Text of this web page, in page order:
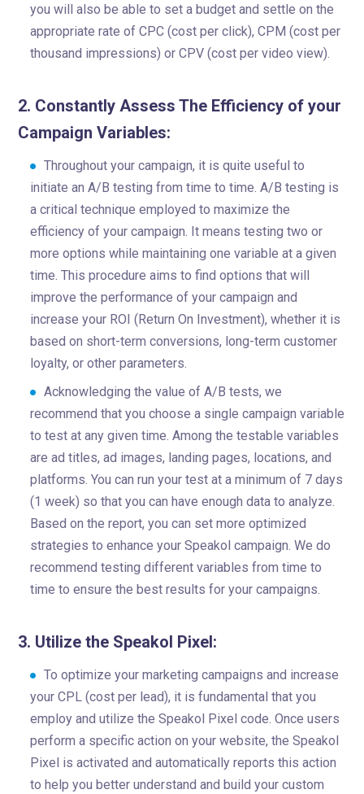
you will also be able to set a budget and settle on the
appropriate rate of CPC (cost per click), CPM (cost per
thousand impressions) or CPV (cost per video view).
2. Constantly Assess The Efficiency of your
Campaign Variables:
Throughout your campaign, it is quite useful to
initiate an A/B testing from time to time. A/B testing is
a critical technique employed to maximize the
efficiency of your campaign. It means testing two or
more options while maintaining one variable at a given
time. This procedure aims to find options that will
improve the performance of your campaign and
increase your ROI (Return On Investment), whether it is
based on short-term conversions, long-term customer
loyalty, or other parameters.
Acknowledging the value of A/B tests, we
recommend that you choose a single campaign variable
to test at any given time. Among the testable variables
are ad titles, ad images, landing pages, locations, and
platforms. You can run your test at a minimum of 7 days
(1 week) so that you can have enough data to analyze.
Based on the report, you can set more optimized
strategies to enhance your Speakol campaign. We do
recommend testing different variables from time to
time to ensure the best results for your campaigns.
3. Utilize the Speakol Pixel:
To optimize your marketing campaigns and increase
your CPL (cost per lead), it is fundamental that you
employ and utilize the Speakol Pixel code. Once users
perform a specific action on your website, the Speakol
Pixel is activated and automatically reports this action
to help you better understand and build your custom